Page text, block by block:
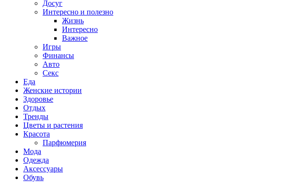
Досуг
Интересно и полезно
Жизнь
Интересно
Важное
Игры
Финансы
Авто
Секс
Еда
Женские истории
Здоровье
Отдых
Тренды
Цветы и растения
Красота
Парфюмерия
Мода
Одежда
Аксессуары
Обувь